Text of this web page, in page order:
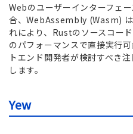
Webのユーザーインターフェ
合、WebAssembly (Wasm)
れにより、Rustのソースコー
のパフォーマンスで直接実行
トエンド開発者が検討すべき
します。
Yew